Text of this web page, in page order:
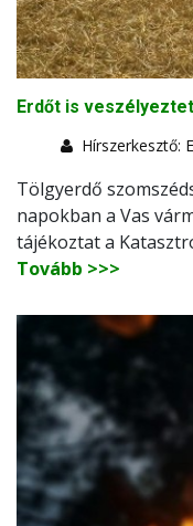
Erdőt is
Hírszerkesztő:
Tölgyerdő
napokban a Vas
tájékoztat a
Tovább >>>